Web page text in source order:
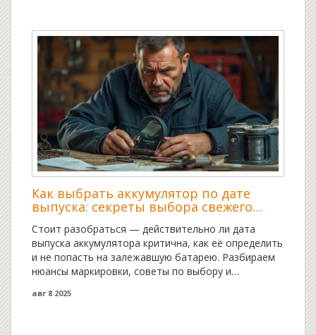
Как выбрать аккумулятор по дате
выпуска: секреты выбора свежего
аккумулятора
Стоит разобраться — действительно ли дата
выпуска аккумулятора критична, как её определить
и не попасть на залежавшую батарею. Разбираем
нюансы маркировки, советы по выбору и
авг 8 2025